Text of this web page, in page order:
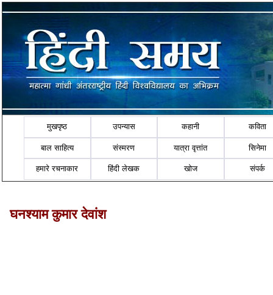
मुखपृष्ठ उपन्यास कहानी कविता
बाल साहित्य संस्मरण यात्रा वृत्तांत सिनेमा
हमारे रचनाकार हिंदी लेखक खोज संपर्क
घनश्याम कुमार देवांश